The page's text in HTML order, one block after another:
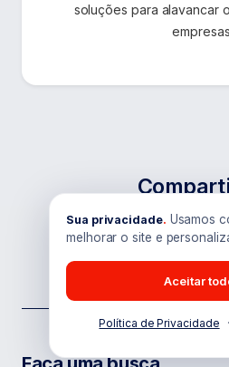
soluções para alavancar
Sua privacidade. Usamos
melhorar o site e
Aceitar
Política de Privacidade ·